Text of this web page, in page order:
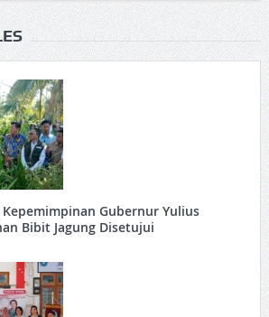
Gubernur Yulius
Bibit Jagung Disetujui